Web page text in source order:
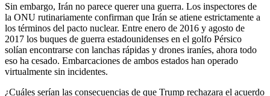
Sin embargo, Irán no parece querer una guerra. Los inspectores de
la ONU rutinariamente confirman que Irán se atiene estrictamente a
los términos del pacto nuclear. Entre enero de 2016 y agosto de
2017 los buques de guerra estadounidenses en el golfo Pérsico
solían encontrarse con lanchas rápidas y drones iraníes, ahora todo
eso ha cesado. Embarcaciones de ambos estados han operado
virtualmente sin incidentes.
¿Cuáles serían las consecuencias de que Trump rechazara el acuerdo